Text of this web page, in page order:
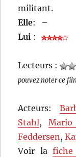
militant.
Elle:
–
Lui :
Lecteurs :
pouvez noter ce
Acteurs:
Stahl,
Feddersen,
Voir la